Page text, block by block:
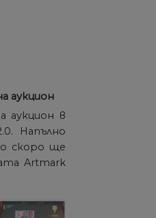
аукцион
аукцион в
Напълно
скоро ще
Artmark